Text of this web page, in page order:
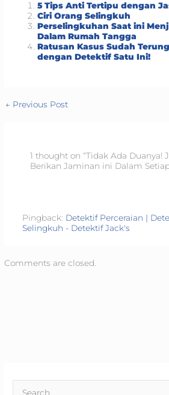
5 Tips Anti Tertipu dengan
Ciri Orang Selingkuh
Perselingkuhan Saat ini
Dalam Rumah Tangga
Ratusan Kasus Sudah
dengan Detektif Satu Ini!
← Previous Post
1 thought on “Tidak Ada Duanya!
Berikan Jaminan ini Dalam
Pingback: Detektif Perceraian |
Selingkuh - Detektif Jack's
Comments are closed.